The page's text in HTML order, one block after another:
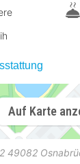
Auf Karte
49082